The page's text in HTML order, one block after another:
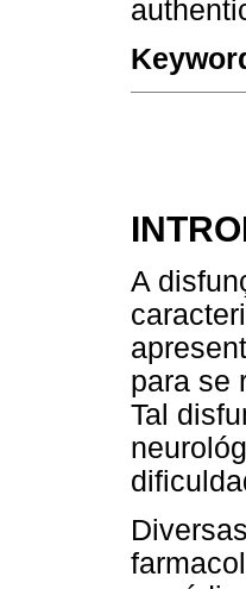
A
para se
Tal